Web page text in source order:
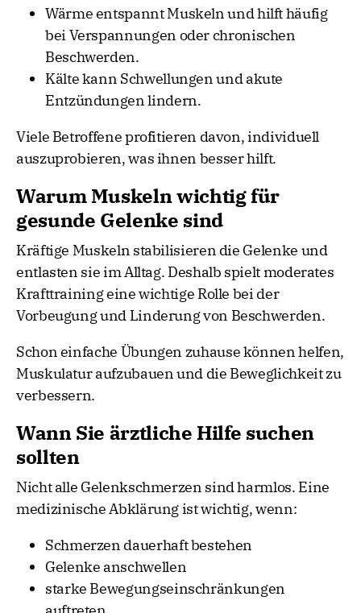
Wärme entspannt Muskeln und hilft häufig
bei Verspannungen oder chronischen
Beschwerden.
Kälte kann Schwellungen und akute
Entzündungen lindern.
Viele Betroffene profitieren davon, individuell
auszuprobieren, was ihnen besser hilft.
Warum Muskeln wichtig für
gesunde Gelenke sind
Kräftige Muskeln stabilisieren die Gelenke und
entlasten sie im Alltag. Deshalb spielt moderates
Krafttraining eine wichtige Rolle bei der
Vorbeugung und Linderung von Beschwerden.
Schon einfache Übungen zuhause können helfen,
Muskulatur aufzubauen und die Beweglichkeit zu
verbessern.
Wann Sie ärztliche Hilfe suchen
sollten
Nicht alle Gelenkschmerzen sind harmlos. Eine
medizinische Abklärung ist wichtig, wenn:
Schmerzen dauerhaft bestehen
Gelenke anschwellen
starke Bewegungseinschränkungen